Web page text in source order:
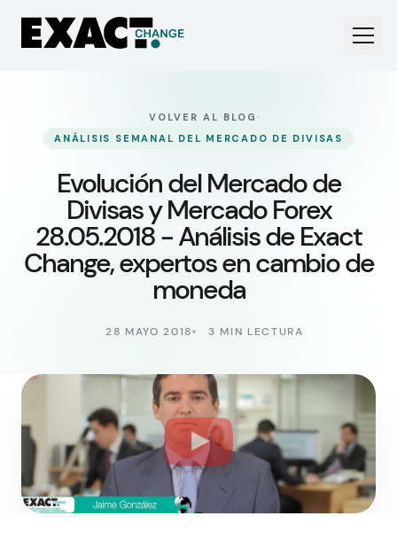
VOLVER AL BLOG ·
ANÁLISIS SEMANAL DEL MERCADO DE DIVISAS
Evolución del Mercado de
Divisas y Mercado Forex
28.05.2018 - Análisis de Exact
Change, expertos en cambio de
moneda
28 MAYO 2018 3 MIN LECTURA